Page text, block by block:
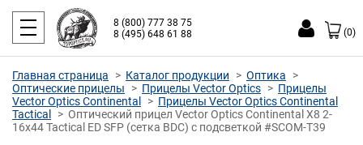
8 (800) 777 38 75
8 (495) 648 61 88
(0)
Главная страница Каталог продукции
Оптика
Оптические прицелы
Прицелы Vector Optics
Прицелы
Vector Optics Continental
Прицелы Vector Optics Continental
Tactical
Оптический прицел Vector Optics Continental X8 2-
16x44 Tactical ED SFP (сетка BDC) с подсветкой #SCOM-T39